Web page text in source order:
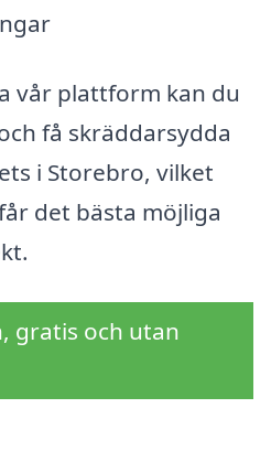
vår plattform kan du
få skräddarsydda
i Storebro, vilket
det bästa möjliga
gratis och utan